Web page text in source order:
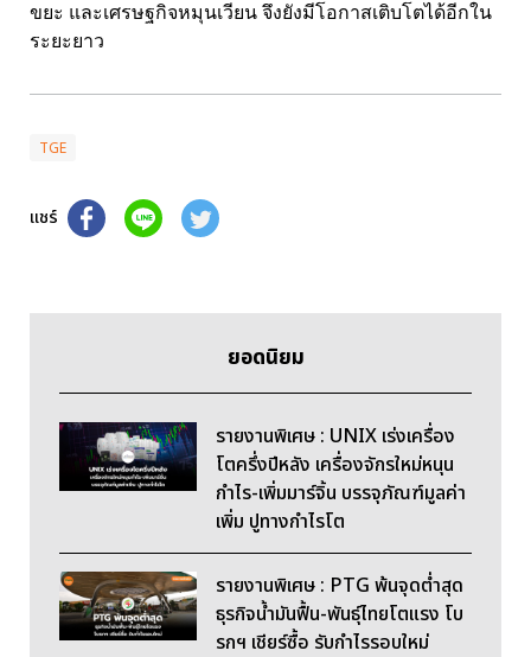
ขยะ และเศรษฐกิจหมุนเวียน จึงยังมีโอกาสเติบโตได้อีกใน
ระยะยาว
TGE
แชร์
ยอดนิยม
รายงานพิเศษ : UNIX เร่งเครื่อง
โตครึ่งปีหลัง เครื่องจักรใหม่หนุน
กำไร-เพิ่มมาร์จิ้น บรรจุภัณฑ์มูลค่า
เพิ่ม ปูทางกำไรโต
รายงานพิเศษ : PTG พ้นจุดต่ำสุด
ธุรกิจน้ำมันฟื้น-พันธุ์ไทยโตแรง โบ
รกฯ เชียร์ซื้อ รับกำไรรอบใหม่